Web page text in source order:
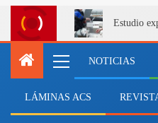
Estudio
NOTICIAS
LÁMINAS ACS